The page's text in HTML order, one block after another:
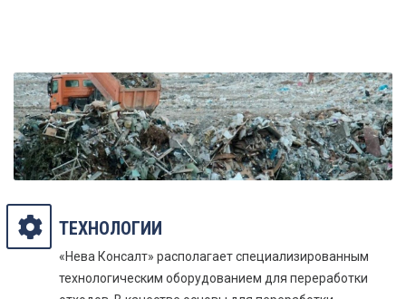
ТЕХНОЛОГИИ
«Нева Консалт» располагает специализированным
технологическим оборудованием для переработки